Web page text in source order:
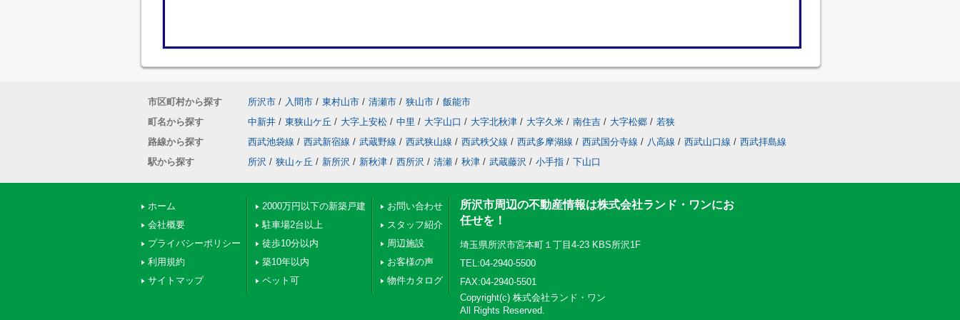
市区町村から探す 所沢市 / 入間市 / 東村山市 / 清瀬市 / 狭山市 / 飯能市
町名から探す
中新井 / 東狭山ケ丘 / 大字上安松 / 中里 / 大字山口 / 大字北秋津 / 大字久米 / 南住吉 / 大字松郷 / 若狭
路線から探す
西武池袋線 / 西武新宿線 / 武蔵野線 / 西武狭山線 / 西武秩父線 / 西武多摩湖線 / 西武国分寺線 / 八高線 / 西武山口線 / 西武拝島線
駅から探す
所沢 / 狭山ヶ丘 / 新所沢 / 新秋津 / 西所沢 / 清瀬 / 秋津 / 武蔵藤沢 / 小手指 / 下山口
ホーム
会社概要
プライバシーポリシー
利用規約
サイトマップ
2000万円以下の新築戸建
駐車場2台以上
徒歩10分以内
築10年以内
ペット可
お問い合わせ
スタッフ紹介
周辺施設
お客様の声
物件カタログ
所沢市周辺の不動産情報は株式会社ランド・ワンにお
任せを！
埼玉県所沢市宮本町１丁目4-23 KBS所沢1F
TEL:04-2940-5500
FAX:04-2940-5501
Copyright(c) 株式会社ランド・ワン
All Rights Reserved.